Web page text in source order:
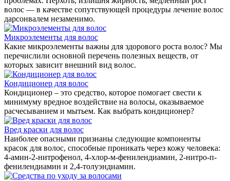
волос — в качестве сопутствующей процедуры лечение волос
дарсонвалем незаменимо.
Микроэлементы для волос
Какие микроэлементы важны для здорового роста волос? Мы
перечислили основной перечень полезных веществ, от
которых зависит внешний вид волос.
Кондиционер для волос
Кондиционер – это средство, которое помогает свести к
минимуму вредное воздействие на волосы, оказываемое
расчесыванием и мытьем. Как выбрать кондиционер?
Вред краски для волос
Наиболее опасными признаны следующие компоненты
красок для волос, способные проникать через кожу человека:
4-амин-2-нитрофенол, 4-хлор-м-фенилендиамин, 2-нитро-п-
фенилендиамин и 2,4-толуэндиамин.